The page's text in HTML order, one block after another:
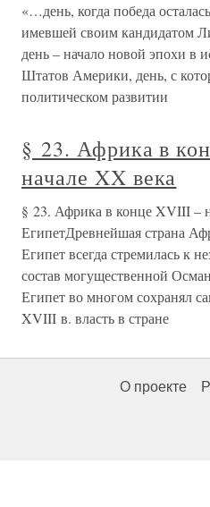
«…день, когда победа
имевшей своим кандидатом
день – начало новой эпохи в
Штатов Америки, день, с
политическом развитии
§ 23. Африка в
начале XX века
§ 23. Африка в конце XVIII –
ЕгипетДревнейшая страна
Египет всегда стремилась к
состав могущественной
Египет во многом сохранял
XVIII в. власть в стране
О проекте